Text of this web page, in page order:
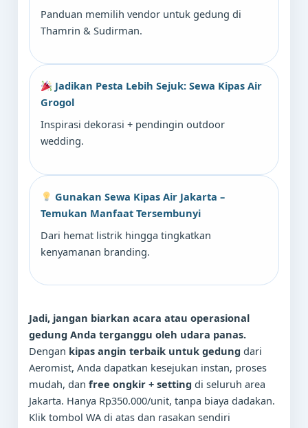
Panduan memilih vendor untuk gedung di
Thamrin & Sudirman.
Jadikan Pesta Lebih Sejuk: Sewa Kipas Air
Grogol
Inspirasi dekorasi + pendingin outdoor
wedding.
Gunakan Sewa Kipas Air Jakarta –
Temukan Manfaat Tersembunyi
Dari hemat listrik hingga tingkatkan
kenyamanan branding.
Jadi, jangan biarkan acara atau operasional
gedung Anda terganggu oleh udara panas.
Dengan kipas angin terbaik untuk gedung dari
Aeromist, Anda dapatkan kesejukan instan, proses
mudah, dan free ongkir + setting di seluruh area
Jakarta. Hanya Rp350.000/unit, tanpa biaya dadakan.
Klik tombol WA di atas dan rasakan sendiri